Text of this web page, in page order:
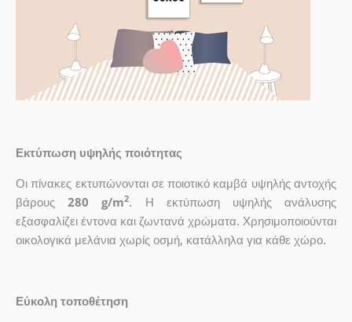
Εκτύπωση υψηλής ποιότητας
Οι πίνακες εκτυπώνονται σε ποιοτικό καμβά υψηλής αντοχής
βάρους280 g/m2. Η εκτύπωση υψηλής ανάλυσης
εξασφαλίζει έντονα και ζωντανά χρώματα. Χρησιμοποιούνται
οικολογικά μελάνια χωρίς οσμή, κατάλληλα για κάθε χώρο.
Εύκολη τοποθέτηση